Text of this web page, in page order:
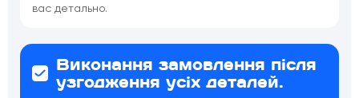
вас детально.
Виконання замовлення після
узгодження усіх деталей.